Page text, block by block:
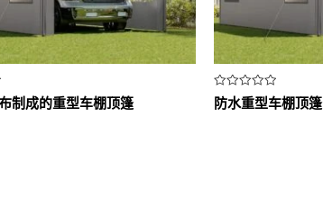
制成的重型车棚顶篷
评
分
防水重型车棚顶篷